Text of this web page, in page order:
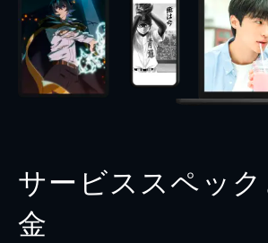
サービススペッ
金